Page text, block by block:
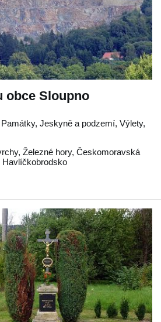
obce Sloupno
Jeskyně a podzemí, Výlety,
, Železné hory, Českomoravská
Havlíčkobrodsko